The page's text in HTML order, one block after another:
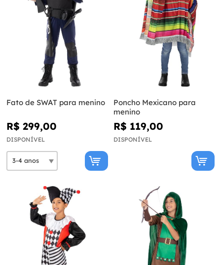
Fato de SWAT para menino
R$ 299,00
DISPONÍVEL
Poncho Mexicano para
menino
R$ 119,00
DISPONÍVEL